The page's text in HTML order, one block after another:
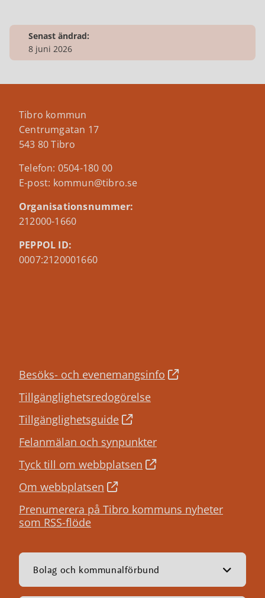
Senast ändrad:
8 juni 2026
Tibro kommun
Centrumgatan 17
543 80 Tibro
Telefon: 0504-180 00
E-post: kommun@tibro.se
Organisationsnummer:
212000-1660
PEPPOL ID:
0007:2120001660
Besöks- och evenemangsinfo
Tillgänglighetsredogörelse
Tillgänglighetsguide
Felanmälan och synpunkter
Tyck till om webbplatsen
Om webbplatsen
Prenumerera på Tibro kommuns nyheter
som RSS-flöde
Bolag och kommunalförbund